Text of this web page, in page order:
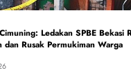
Ledakan SPBE Bekasi
dan Rusak Permukiman Warga